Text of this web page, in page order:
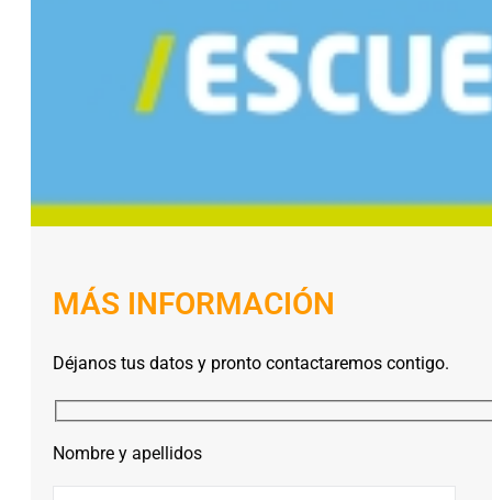
MÁS INFORMACIÓN
Déjanos tus datos y pronto contactaremos contigo.
Nombre y apellidos